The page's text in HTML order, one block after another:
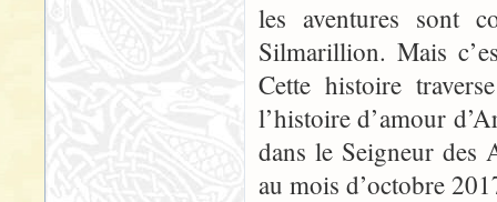
les aventures sont
Silmarillion. Mais
Cette histoire
l’histoire d’amour
dans le Seigneur des
au mois d’octobre